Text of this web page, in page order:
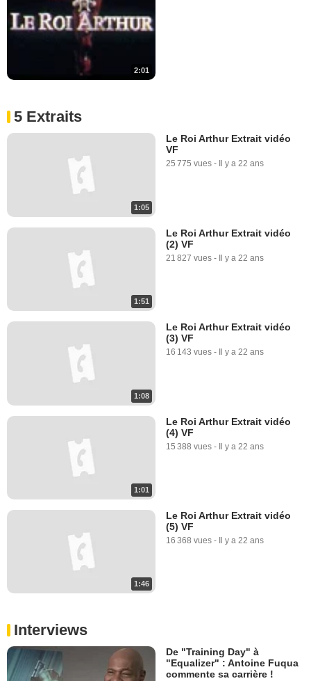
2:01
5 Extraits
1:05
Le Roi Arthur Extrait vidéo
VF
25 775 vues - Il y a 22 ans
1:51
Le Roi Arthur Extrait vidéo
(2) VF
21 827 vues - Il y a 22 ans
1:08
Le Roi Arthur Extrait vidéo
(3) VF
16 143 vues - Il y a 22 ans
1:01
Le Roi Arthur Extrait vidéo
(4) VF
15 388 vues - Il y a 22 ans
1:46
Le Roi Arthur Extrait vidéo
(5) VF
16 368 vues - Il y a 22 ans
Interviews
De "Training Day" à
"Equalizer" : Antoine Fuqua
commente sa carrière !